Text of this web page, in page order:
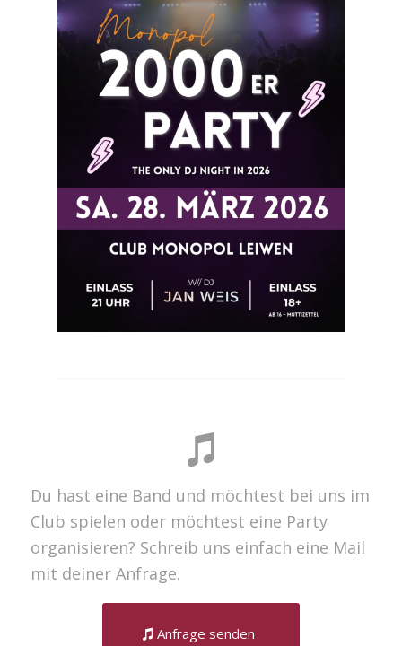
Du hast eine Band und möchtest bei uns im
Club spielen oder möchtest eine Party
organisieren? Schreib uns einfach eine Mail
mit deiner Anfrage.
Anfrage senden